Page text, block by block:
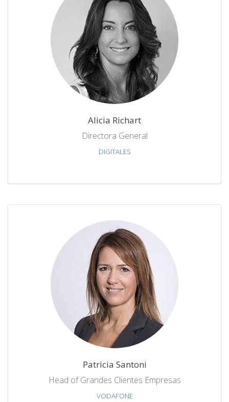
Alicia Richart
Directora General
DIGITALES
Patricia Santoni
Head of Grandes Clientes Empresas
VODAFONE